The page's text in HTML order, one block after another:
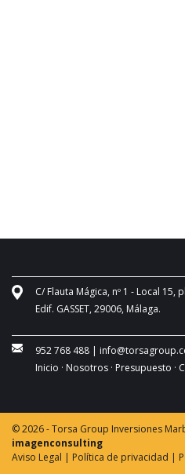
C/ Flauta Mágica, nº 1 - Local 15,
Edif. GASSET, 29006, Málaga.
952 768 488 |
Inicio · Nosotros · Presupuesto ·
© 2026 - Torsa Group Inversiones
imagenconsulting
Aviso Legal | Política de privacidad |